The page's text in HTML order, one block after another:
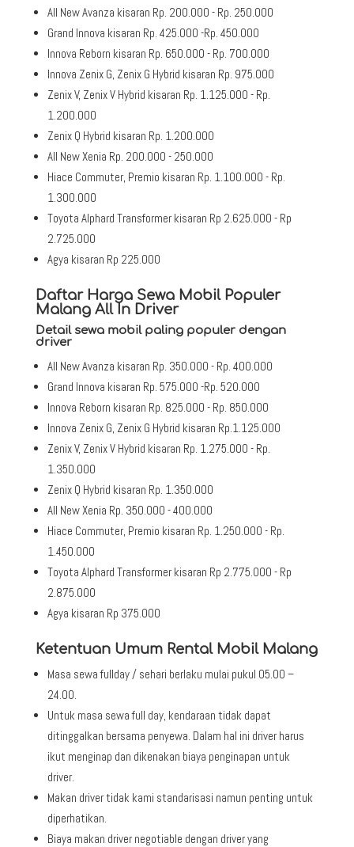
All New Avanza kisaran Rp. 200.000 - Rp. 250.000
Grand Innova kisaran Rp. 425.000 -Rp. 450.000
Innova Reborn kisaran Rp. 650.000 - Rp. 700.000
Innova Zenix G, Zenix G Hybrid kisaran Rp. 975.000
Zenix V, Zenix V Hybrid kisaran Rp. 1.125.000 - Rp.
1.200.000
Zenix Q Hybrid kisaran Rp. 1.200.000
All New Xenia Rp. 200.000 - 250.000
Hiace Commuter, Premio kisaran Rp. 1.100.000 - Rp.
1.300.000
Toyota Alphard Transformer kisaran Rp 2.625.000 - Rp
2.725.000
Agya kisaran Rp 225.000
Daftar Harga Sewa Mobil Populer
Malang All In Driver
Detail sewa mobil paling populer dengan
driver
All New Avanza kisaran Rp. 350.000 - Rp. 400.000
Grand Innova kisaran Rp. 575.000 -Rp. 520.000
Innova Reborn kisaran Rp. 825.000 - Rp. 850.000
Innova Zenix G, Zenix G Hybrid kisaran Rp.1.125.000
Zenix V, Zenix V Hybrid kisaran Rp. 1.275.000 - Rp.
1.350.000
Zenix Q Hybrid kisaran Rp. 1.350.000
All New Xenia Rp. 350.000 - 400.000
Hiace Commuter, Premio kisaran Rp. 1.250.000 - Rp.
1.450.000
Toyota Alphard Transformer kisaran Rp 2.775.000 - Rp
2.875.000
Agya kisaran Rp 375.000
Ketentuan Umum Rental Mobil Malang
Masa sewa fullday / sehari berlaku mulai pukul 05.00 –
24.00.
Untuk masa sewa full day, kendaraan tidak dapat
ditinggalkan bersama penyewa. Dalam hal ini driver harus
ikut menginap dan dikenakan biaya penginapan untuk
driver.
Makan driver tidak kami standarisasi namun penting untuk
diperhatikan.
Biaya makan driver negotiable dengan driver yang